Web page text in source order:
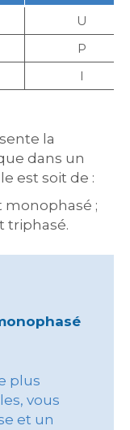
U
P
I
la
dans un
est soit de :
monophasé ;
triphasé.
plus
vous
et un